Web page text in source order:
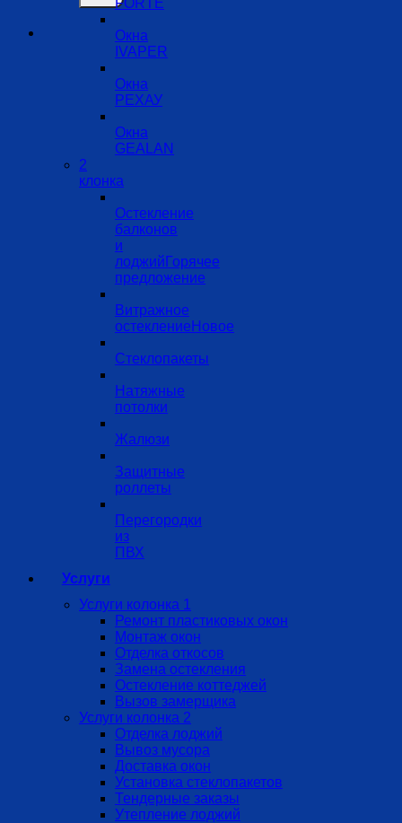
FORTE
Окна
IVAPER
Окна
РЕХАУ
Окна
GEALAN
2
клонка
Остекление
балконов
и
лоджий
Витражное
остекление
Стеклопакеты
Натяжные
потолки
Жалюзи
Защитные
роллеты
Перегородки
из
ПВХ
Услуги
Услуги колонка 1
Ремонт пластиковых окон
Монтаж окон
Отделка откосов
Замена остекления
Остекление коттеджей
Вызов замерщика
Услуги колонка 2
Отделка лоджий
Вывоз мусора
Доставка окон
Установка стеклопакетов
Тендерные заказы
Утепление лоджий